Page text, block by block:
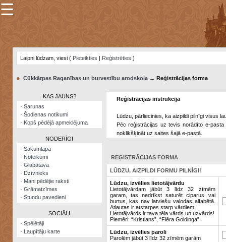
×
Šodienas
notikumi
Visatcera
almanahs
Arhīvs
☰
Laipni lūdzam, viesi ( Pieteikties | Reģistrēties )
● Cūkkārpas Raganības un burvestību arodskola→ Reģistrācijas forma
KAS JAUNS?
· Sarunas
· Šodienas notikumi
· Kopš pēdējā apmeklējuma
NODERĪGI
· Sākumlapa
· Noteikumi
· Glabātava
· Dzīvnieks
· Mani pēdējie raksti
· Grāmatzīmes
· Stundu pavedieni
SOCIĀLI
· Spēlētāji
· Laupītāju karte
Reģistrācijas instrukcija
Lūdzu, pārliecinies, ka aizpildi pilnīgi visus
Pēc reģistrācijas uz tevis norādīto e-
noklikšķināt uz saites šajā e-pastā.
REĢISTRĀCIJAS FORMA
LŪDZU, AIZPILDI FORMU PILNĪGI!
Lūdzu, izvēlies lietotājvārdu
Lietotājvārdam jābūt 3 līdz 32 zīmēm
garam, tas nedrīkst saturēt ciparus vai
burtus, kas nav latviešu valodas alfabētā.
Atļautas ir atstarpes starp vārdiem.
Lietotājvārds ir tava tēla vārds un uzvārds!
Piemēri: “Kristians”, “Flēra Goldinga”.
Lūdzu, izvēlies paroli
Parolēm jābūt 3 līdz 32 zīmēm garām